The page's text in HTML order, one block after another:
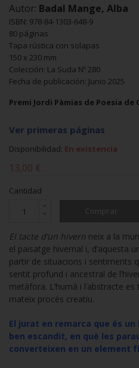
Autor: Badal Mange, Alba
ISBN: 978-84-1303-648-9
80 páginas
Tapa rústica con solapas
150 x 230 mm
Colección: La Suda Nº 280
Fecha de publicación: Junio 2025
Premi Jordi Pàmias de Poesia de
Ver primeras páginas
Disponibilidad: En existencia
13,00 €
Cantidad
El tacte d’un hivern neix a la
el paisatge hivernal i, d’aquesta
partir de situacions i sentiments
sentit profund i ancestral de
metàfora. L’humà i l’abstracte
mateix procés creatiu.
El jurat en remarca que és
ben escandit, en què les
converteixen en un element